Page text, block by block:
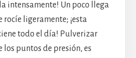
intensamente! Un poco llega
rocíe ligeramente; ¡esta
todo el día! Pulverizar
los puntos de presión, es